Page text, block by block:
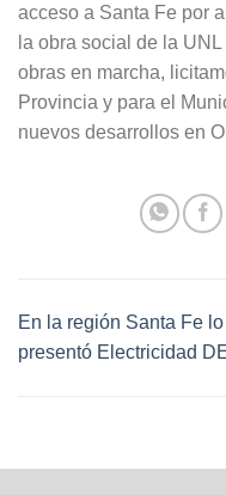
acceso a Santa Fe por
la obra social de la
obras en marcha,
Provincia y para el
nuevos desarrollos en
En la región Santa Fe lo
presentó Electricidad